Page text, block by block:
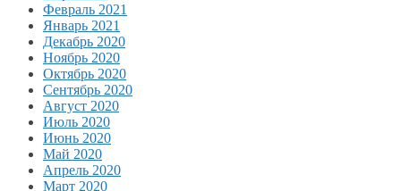
Февраль 2021
Январь 2021
Декабрь 2020
Ноябрь 2020
Октябрь 2020
Сентябрь 2020
Август 2020
Июль 2020
Июнь 2020
Май 2020
Апрель 2020
Март 2020